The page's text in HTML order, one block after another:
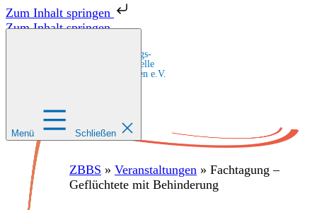
Zum Inhalt springen
Zum Inhalt springen
Zentrale Bildungs-
und Beratungsstelle
für Migrant:innen e.V.
Menü Schließen
ZBBS » Veranstaltungen » Fachtagung –
Geflüchtete mit Behinderung